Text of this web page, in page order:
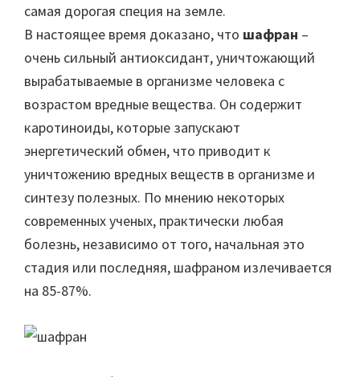
самая дорогая специя на земле.
В настоящее время доказано, что шафран –
очень сильный антиоксидант, уничтожающий
вырабатываемые в организме человека с
возрастом вредные вещества. Он содержит
каротиноиды, которые запускают
энергетический обмен, что приводит к
уничтожению вредных веществ в организме и
синтезу полезных. По мнению некоторых
современных ученых, практически любая
болезнь, независимо от того, начальная это
стадия или последняя, шафраном излечивается
на 85-87%.